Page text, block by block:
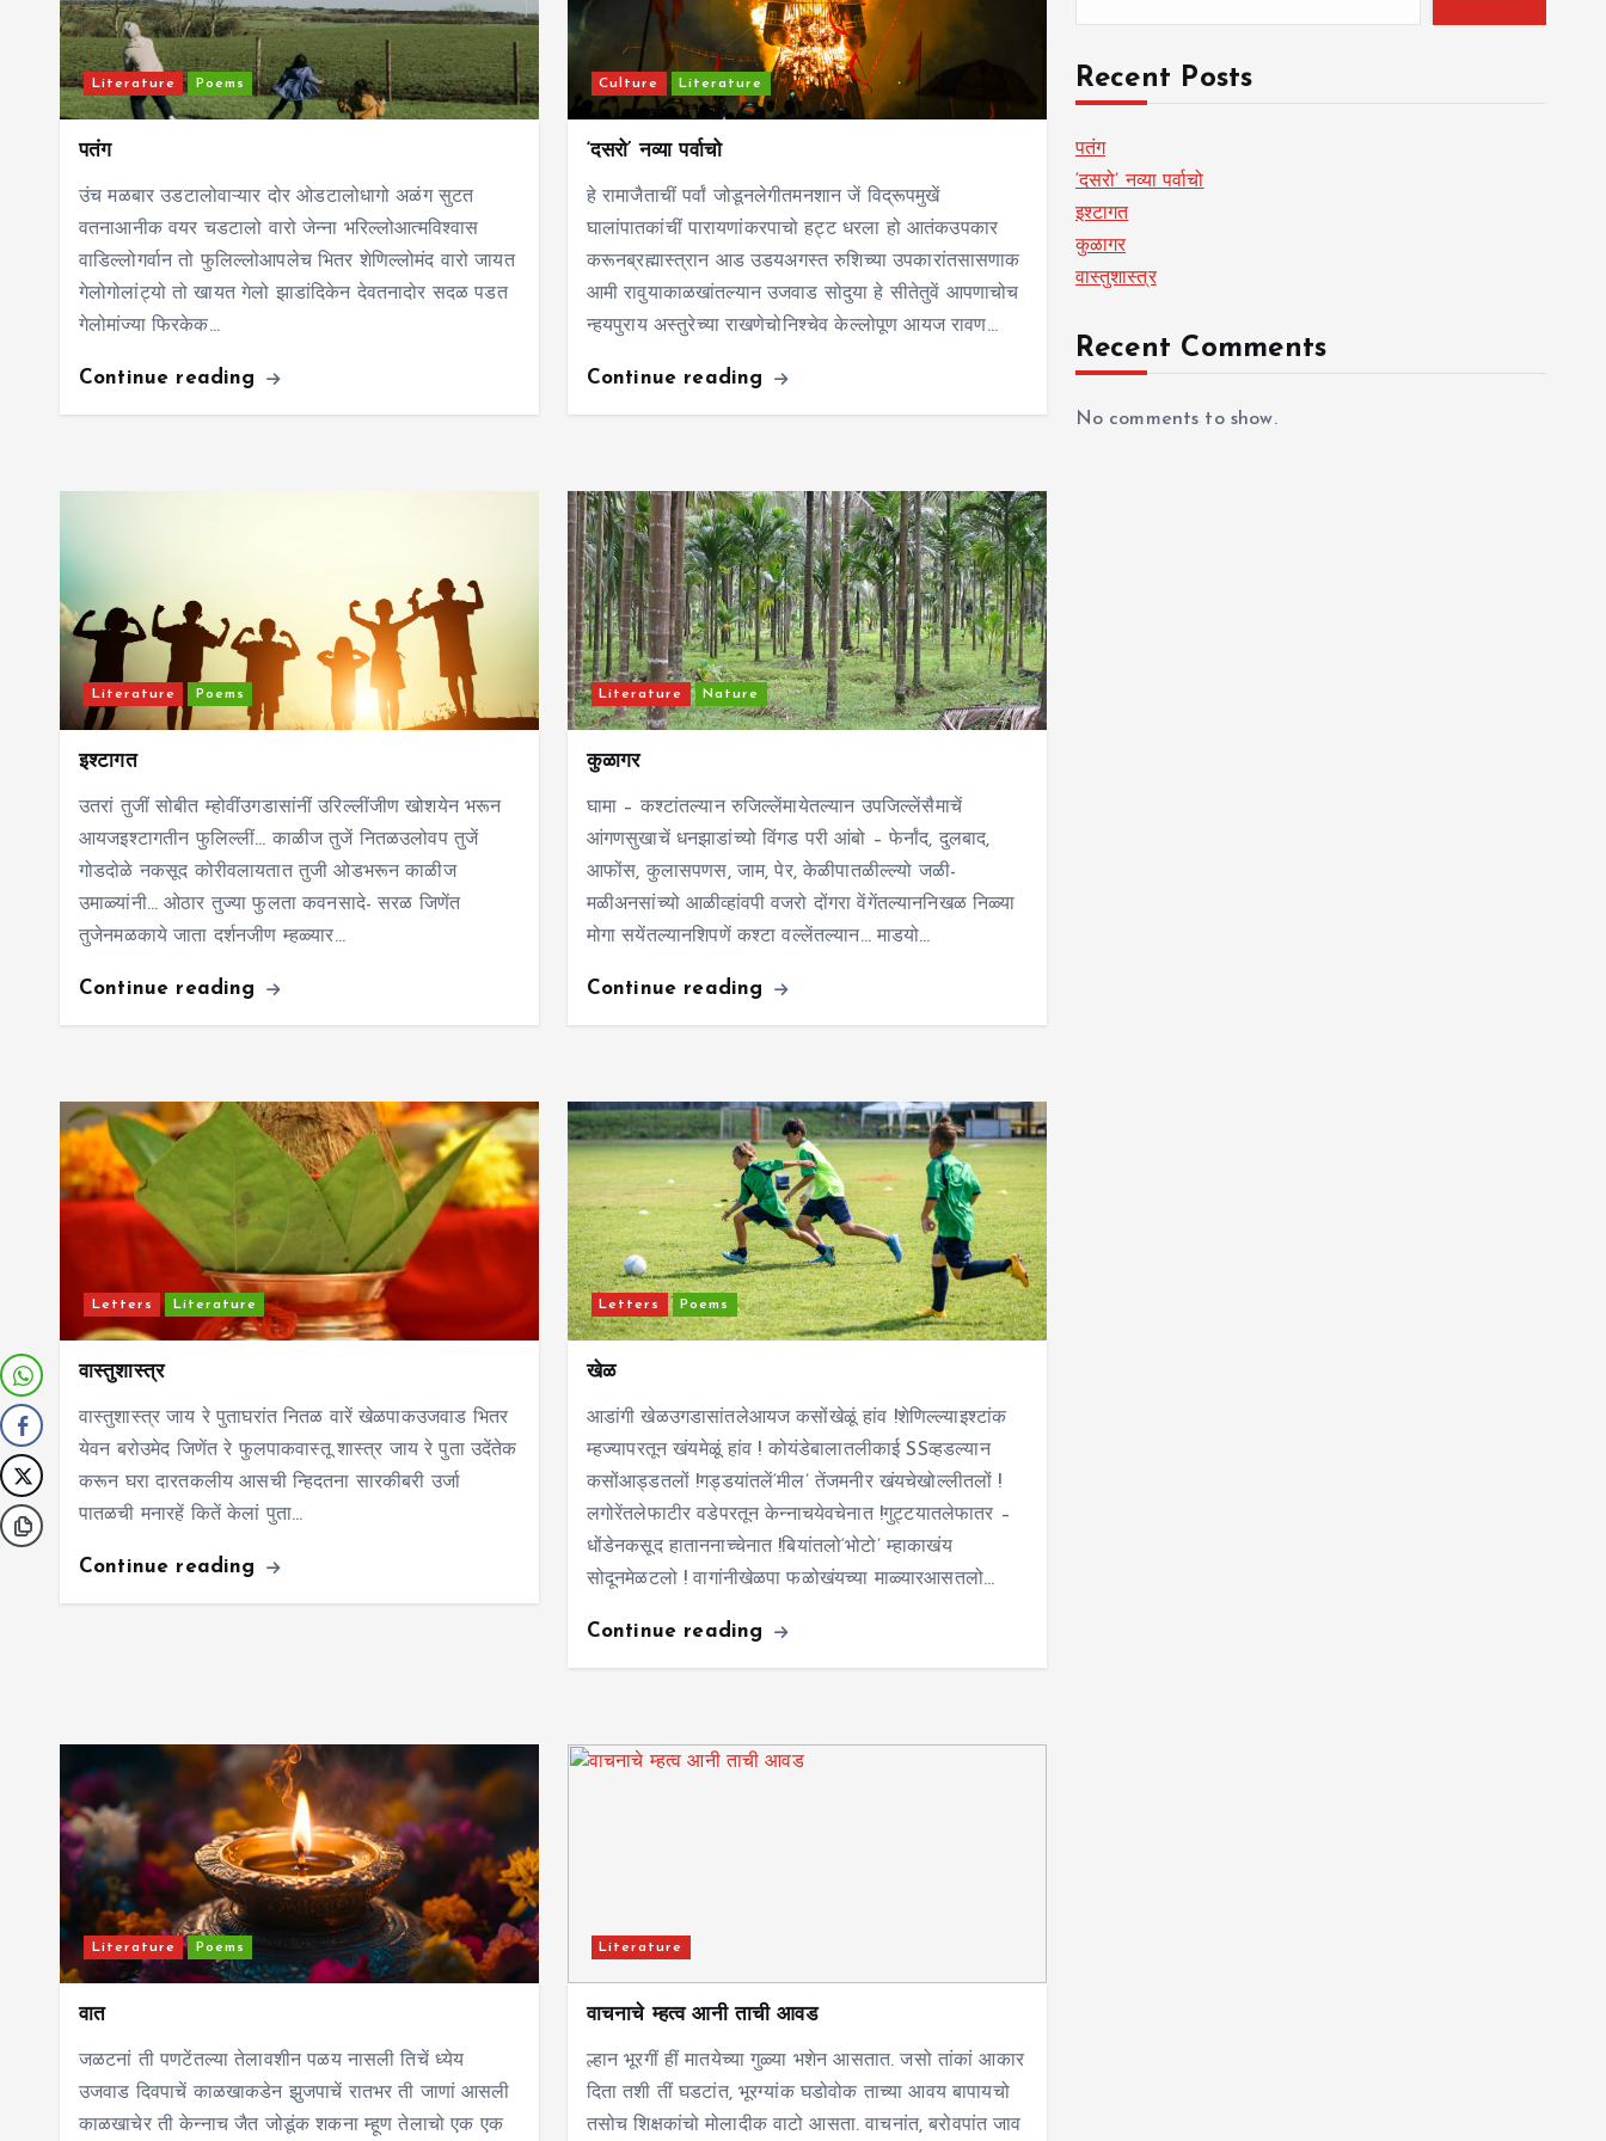
Literature Poems
पतंग
उंच मळबार उडटालोवाऱ्यार दोर ओडटालोधागो अळंग सुटत
वतनाआनीक वयर चडटालो वारो जेन्ना भरिल्लोआत्मविश्वास
वाडिल्लोगर्वान तो फुलिल्लोआपलेच भितर शेणिल्लोमंद वारो जायत
गेलोगोलांट्यो तो खायत गेलो झाडांदिकेन देवतनादोर सदळ पडत
गेलोमांज्या फिरकेक…
Continue reading
Culture Literature
‘दसरो’ नव्या पर्वाचो
हे रामाजैताचीं पर्वां जोडूनलेगीतमनशान जें विद्रूपमुखें
घालांपातकांचीं पारायणांकरपाचो हट्ट धरला हो आतंकउपकार
करूनब्रह्मास्त्रान आड उडयअगस्त रुशिच्या उपकारांतसासणाक
आमी रावुयाकाळखांतल्यान उजवाड सोदुया हे सीतेतुवें आपणाचोच
न्हयपुराय अस्तुरेच्या राखणेचोनिश्चेव केल्लोपूण आयज रावण…
Continue reading
Literature Poems
इश्टागत
उतरां तुजीं सोबीत म्होवींउगडासांनीं उरिल्लींजीण खोशयेन भरून
आयजइश्टागतीन फुलिल्लीं… काळीज तुजें नितळउलोवप तुजें
गोडदोळे नकसूद कोरीवलायतात तुजी ओडभरून काळीज
उमाळ्यांनी… ओठार तुज्या फुलता कवनसादे- सरळ जिणेंत
तुजेनमळकाये जाता दर्शनजीण म्हळ्यार…
Continue reading
Literature Nature
कुळागर
घामा – कश्टांतल्यान रुजिल्लेंमायेतल्यान उपजिल्लेंसैमाचें
आंगणसुखाचें धनझाडांच्यो विंगड परी आंबो – फेर्नांद, दुलबाद,
आफोंस, कुलासपणस, जाम, पेर, केळीपातळील्ल्यो जळी-
मळीअनसांच्यो आळीव्हांवपी वजरो दोंगरा वेंगेंतल्याननिखळ निळ्या
मोगा सयेंतल्यानशिपणें कश्टा वल्लेंतल्यान… माडयो…
Continue reading
Letters Literature
वास्तुशास्त्र
वास्तुशास्त्र जाय रे पुताघरांत नितळ वारें खेळपाकउजवाड भितर
येवन बरोउमेद जिणेंत रे फुलपाकवास्तू शास्त्र जाय रे पुता उदेंतेक
करून घरा दारतकलीय आसची न्हिदतना सारकीबरी उर्जा
पातळची मनारहें कितें केलां पुता…
Continue reading
Letters Poems
खेळ
आडांगी खेळउगडासांतलेआयज कसोंखेळूं हांव !शेणिल्ल्याइश्टांक
म्हज्यापरतून खंयमेळूं हांव ! कोयंडेबालातलीकाई SSव्हडल्यान
कसोंआड्डतलों !गड्डयांतलें‘मील’ तेंजमनीर खंयचेखोल्लीतलों !
लगोरेंतलेफाटीर वडेपरतून केन्नाचयेवचेनात !गुट्टयातलेफातर –
धोंडेनकसूद हाताननाच्चेनात !बियांतलो‘भोटो’ म्हाकाखंय
सोदूनमेळटलो ! वागांनीखेळपा फळोखंयच्या माळ्यारआसतलो…
Continue reading
Literature Poems
वात
जळटनां ती पणटेंतल्या तेलावशीन पळय नासली तिचें ध्येय
उजवाड दिवपाचें काळखाकडेन झुजपाचें रातभर ती जाणां आसली
काळखाचेर ती केन्नाच जैत जोडूंक शकना म्हूण तेलाचो एक एक
Literature
वाचनाचे म्हत्व आनी ताची आवड
ल्हान भूरगीं हीं मातयेच्या गुळ्या भशेन आसतात. जसो तांकां आकार
दिता तशी तीं घडटांत, भूरग्यांक घडोवोक ताच्या आवय बापायचो
तसोच शिक्षकांचो मोलादीक वाटो आसता. वाचनांत, बरोवपांत जाव
Recent Posts
पतंग
‘दसरो’ नव्या पर्वाचो
इश्टागत
कुळागर
वास्तुशास्त्र
Recent Comments
No comments to show.